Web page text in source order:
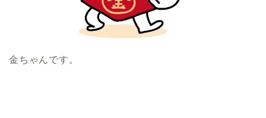
金ちゃんです。